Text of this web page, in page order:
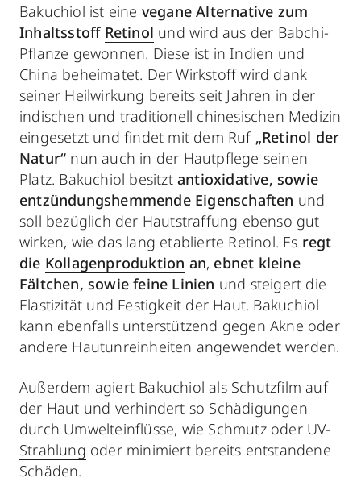
Bakuchiol ist eine vegane Alternative zum
Inhaltsstoff Retinol und wird aus der Babchi-
Pflanze gewonnen. Diese ist in Indien und
China beheimatet. Der Wirkstoff wird dank
seiner Heilwirkung bereits seit Jahren in der
indischen und traditionell chinesischen Medizin
eingesetzt und findet mit dem Ruf „Retinol der
Natur“ nun auch in der Hautpflege seinen
Platz. Bakuchiol besitztantioxidative, sowie
entzündungshemmende Eigenschaften und
soll bezüglich der Hautstraffung ebenso gut
wirken, wie das lang etablierte Retinol. Es regt
die Kollagenproduktion an, ebnet kleine
Fältchen, sowie feine Linien und steigert die
Elastizität und Festigkeit der Haut. Bakuchiol
kann ebenfalls unterstützend gegen Akne oder
andere Hautunreinheiten angewendet werden.
Außerdem agiert Bakuchiol als Schutzfilm auf
der Haut und verhindert so Schädigungen
durch Umwelteinflüsse, wie Schmutz oder UV-
Strahlung oder minimiert bereits entstandene
Schäden.